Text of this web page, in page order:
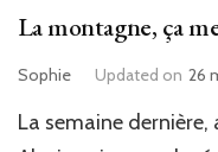
La montagne, ça
Sophie Updated on 26
La semaine dernière,